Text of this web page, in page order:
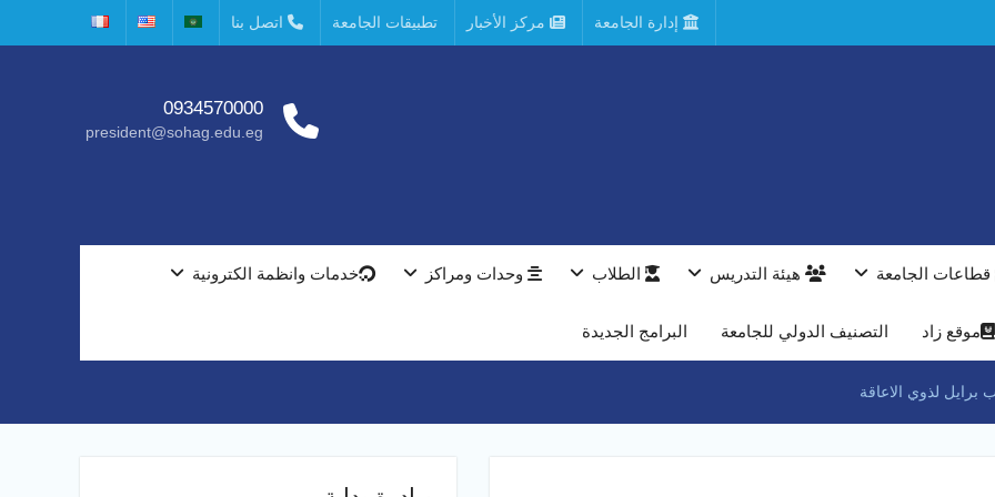
إدارة الجامعة مركز الأخبار تطبيقات الجامعة اتصل بنا
0934570000
president@sohag.edu.eg
قطاعات الجامعة هيئة التدريس الطلاب وحدات ومراكز خدمات وانظمة الكترونية
موقع زاد التصنيف الدولي للجامعة البرامج الجديدة
لذوي الاعاقة